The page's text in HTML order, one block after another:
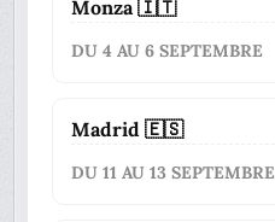
Monza 🇮🇹
DU 4 AU 6 SEPTEMBRE
Madrid 🇪🇸
DU 11 AU 13 SEPTEMBRE